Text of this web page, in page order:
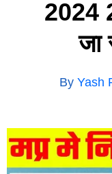
2024
जा
By Yash